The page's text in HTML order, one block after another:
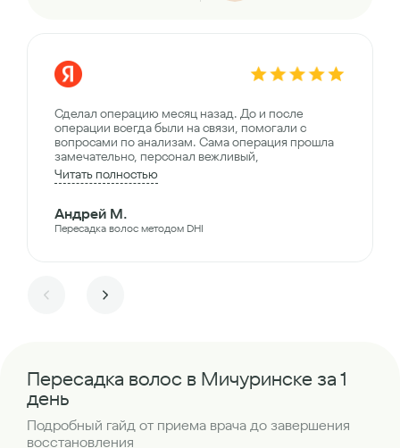
Сделал операцию месяц назад. До и после
операции всегда были на связи, помогали с
вопросами по анализам. Сама операция прошла
замечательно, персонал вежливый,
Читать полностью
Андрей М.
Пересадка волос методом DHI
Пересадка волос в Мичуринске за 1
день
Подробный гайд от приема врача до завершения
восстановления